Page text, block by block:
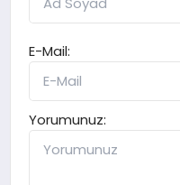
E-Mail:
Yorumunuz: